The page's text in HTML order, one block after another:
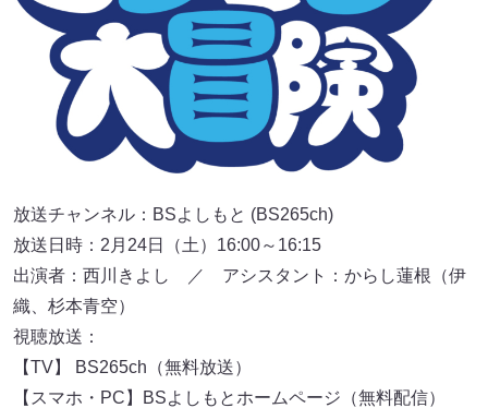
放送チャンネル：BSよしもと (BS265ch)
放送日時：2月24日（土）16:00～16:15
出演者：西川きよし ／ アシスタント：からし蓮根（伊
織、杉本青空）
視聴放送：
【TV】 BS265ch（無料放送）
【スマホ・PC】BSよしもとホームページ（無料配信）